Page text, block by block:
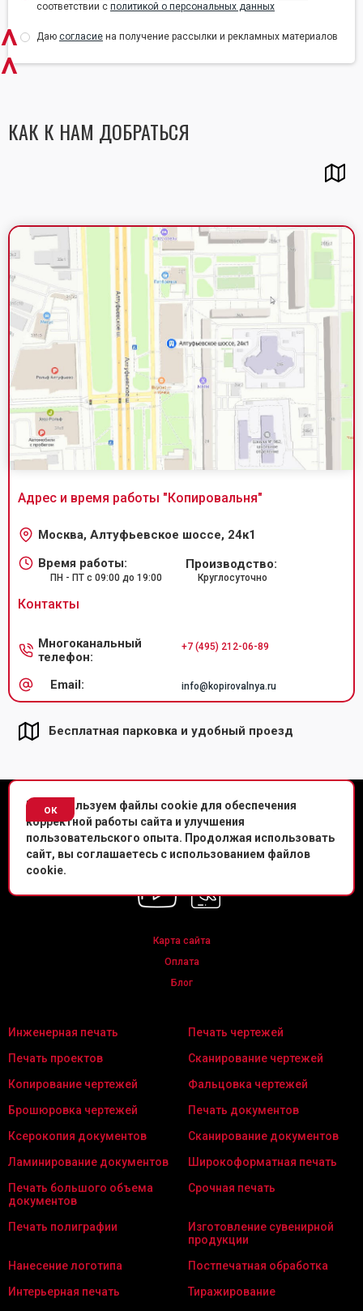
соответствии с политикой о персональных данных
Даю согласие на получение рассылки и рекламных материалов
КАК К НАМ ДОБРАТЬСЯ
Адрес и время работы "Копировальня"
Москва, Алтуфьевское шоссе, 24к1
Время работы:
ПН - ПТ с 09:00 до 19:00
Производство:
Круглосуточно
Контакты
Многоканальный
телефон:
+7 (495) 212-06-89
Email: info@kopirovalnya.ru
Бесплатная парковка и удобный проезд
ок
Мы используем файлы cookie для обеспечения
корректной работы сайта и улучшения
пользовательского опыта. Продолжая использовать
сайт, вы соглашаетесь с использованием файлов
cookie.
^
^
© Копировальный центр «Копировальня» 2013-
Политика конфиденциальности
Мы в соц. сетях
Карта сайта
Оплата
Блог
Инженерная печать
Печать чертежей
Печать проектов
Сканирование чертежей
Копирование чертежей
Фальцовка чертежей
Брошюровка чертежей
Печать документов
Ксерокопия документов
Сканирование документов
Ламинирование документов
Широкоформатная печать
Печать большого объема
документов
Срочная печать
Печать полиграфии
Изготовление сувенирной
продукции
Нанесение логотипа
Постпечатная обработка
Интерьерная печать
Тиражирование